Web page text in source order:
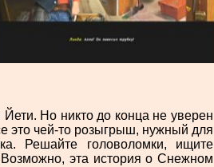
Но никто до конца не уверен
это чей-то розыгрыш, нужный для
Решайте головоломки, ищите
эта история о Снежном